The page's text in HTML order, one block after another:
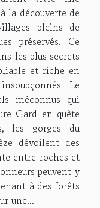
la découverte de
pleins de
préservés. Ce
les plus secrets
et riche en
Le
méconnus qui
Gard en quête
les gorges du
dévoilent des
entre roches et
peuvent y
à des forêts
une...